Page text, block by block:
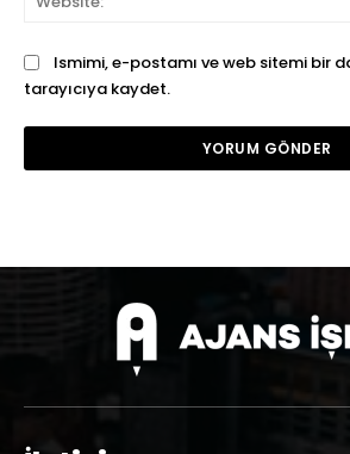
Ismimi, e-postamı ve web sitemi bir
tarayıcıya kaydet.